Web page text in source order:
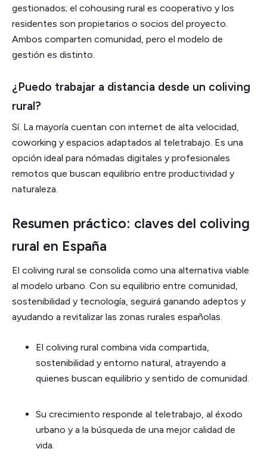
gestionados; el cohousing rural es cooperativo y los
residentes son propietarios o socios del proyecto.
Ambos comparten comunidad, pero el modelo de
gestión es distinto.
¿Puedo trabajar a distancia desde un coliving
rural?
Sí. La mayoría cuentan con internet de alta velocidad,
coworking y espacios adaptados al teletrabajo. Es una
opción ideal para nómadas digitales y profesionales
remotos que buscan equilibrio entre productividad y
naturaleza.
Resumen práctico: claves del coliving
rural en España
El coliving rural se consolida como una alternativa viable
al modelo urbano. Con su equilibrio entre comunidad,
sostenibilidad y tecnología, seguirá ganando adeptos y
ayudando a revitalizar las zonas rurales españolas.
El coliving rural combina vida compartida,
sostenibilidad y entorno natural, atrayendo a
quienes buscan equilibrio y sentido de comunidad.
Su crecimiento responde al teletrabajo, al éxodo
urbano y a la búsqueda de una mejor calidad de
vida.